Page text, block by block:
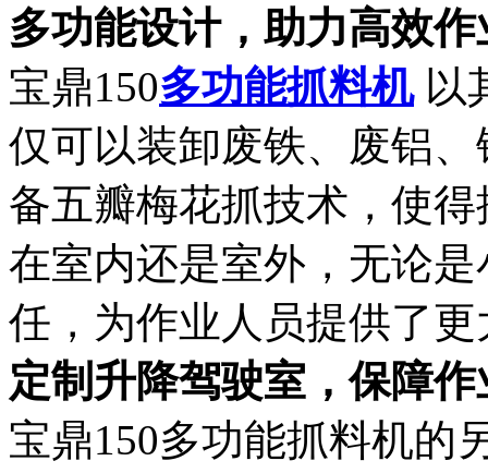
多功能设计，助力高效作
宝鼎150多功能抓料机 以
仅可以装卸废铁、废铝
备五瓣梅花抓技术，使
在室内还是室外，无论
任，为作业人员提供了
定制升降驾驶室，保障
宝鼎150多功能抓料机的